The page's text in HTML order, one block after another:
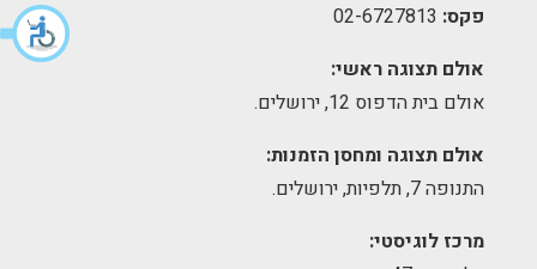
פקס:
אולם תצוגה ראשי:
אולם בית הדפוס 12, ירושלים.
אולם תצוגה ומחסן הזמנות:
התנופה 7, תלפיות, ירושלים.
מרכז לוגיסטי: